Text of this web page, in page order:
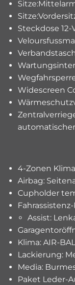
Steckdose 12-
Widescreen
4-Zonen
Airbag:
Cupholder
Assist:
Klima: AIR-
Lackierung:
Media:
Paket Leder-